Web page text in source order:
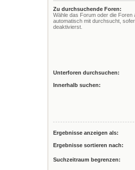
Zu durchsuchende Foren:
Wähle das Forum oder die
automatisch mit durchsucht,
deaktivierst.
Unterforen durchsuchen:
Innerhalb suchen:
Ergebnisse anzeigen als:
Ergebnisse sortieren nach:
Suchzeitraum begrenzen: